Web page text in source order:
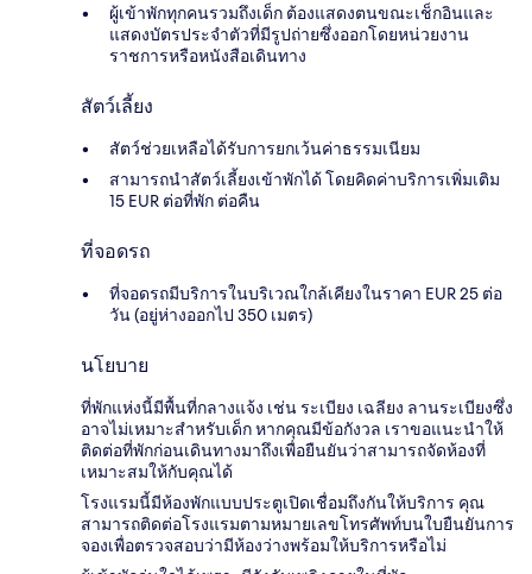
ผู้เข้าพักทุกคนรวมถึงเด็ก ต้องแสดงตนขณะเช็กอินและ
แสดงบัตรประจำตัวที่มีรูปถ่ายซึ่งออกโดยหน่วยงาน
ราชการหรือหนังสือเดินทาง
สัตว์เลี้ยง
สัตว์ช่วยเหลือได้รับการยกเว้นค่าธรรมเนียม
สามารถนำสัตว์เลี้ยงเข้าพักได้ โดยคิดค่าบริการเพิ่มเติม
15 EUR ต่อที่พัก ต่อคืน
ที่จอดรถ
ที่จอดรถมีบริการในบริเวณใกล้เคียงในราคา EUR 25 ต่อ
วัน (อยู่ห่างออกไป 350 เมตร)
นโยบาย
ที่พักแห่งนี้มีพื้นที่กลางแจ้ง เช่น ระเบียง เฉลียง ลานระเบียงซึ่ง
อาจไม่เหมาะสำหรับเด็ก หากคุณมีข้อกังวล เราขอแนะนำให้
ติดต่อที่พักก่อนเดินทางมาถึงเพื่อยืนยันว่าสามารถจัดห้องที่
เหมาะสมให้กับคุณได้
โรงแรมนี้มีห้องพักแบบประตูเปิดเชื่อมถึงกันให้บริการ คุณ
สามารถติดต่อโรงแรมตามหมายเลขโทรศัพท์บนใบยืนยันการ
จองเพื่อตรวจสอบว่ามีห้องว่างพร้อมให้บริการหรือไม่